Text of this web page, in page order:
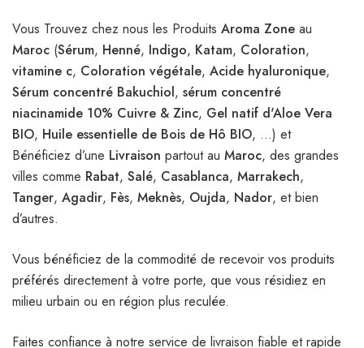
Vous Trouvez chez nous les Produits Aroma Zone au
Maroc (Sérum, Henné, Indigo, Katam, Coloration,
vitamine c, Coloration végétale, Acide hyaluronique,
Sérum concentré Bakuchiol, sérum concentré
niacinamide 10% Cuivre & Zinc, Gel natif d'Aloe Vera
BIO, Huile essentielle de Bois de Hô BIO, …) et
Bénéficiez d’une Livraison partout au Maroc, des grandes
villes comme Rabat, Salé, Casablanca, Marrakech,
Tanger, Agadir, Fès, Meknès, Oujda, Nador, et bien
d’autres.
Vous bénéficiez de la commodité de recevoir vos produits
préférés directement à votre porte, que vous résidiez en
milieu urbain ou en région plus reculée.
Faites confiance à notre service de livraison fiable et rapide